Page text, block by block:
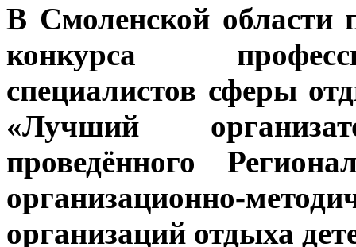
В Смоленской области
конкурса
специалистов сферы
«Лучший
проведённого
организационно-
организаций отдыха